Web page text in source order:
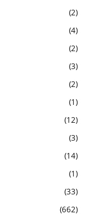
2
4
2
3
2
1
12
3
14
1
33
662